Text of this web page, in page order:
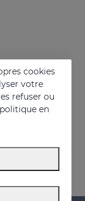
cookies
votre
refuser ou
en